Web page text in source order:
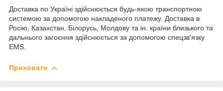
Доставка по Україні здійснюється будь-якою транспортною
системою за допомогою накладеного платежу. Доставка в
Росію, Казахстан, Білорусь, Молдову та ін. країни близького та
дальнього загоєння здійснюється за допомогою спецзв'язку
EMS.
Приховати